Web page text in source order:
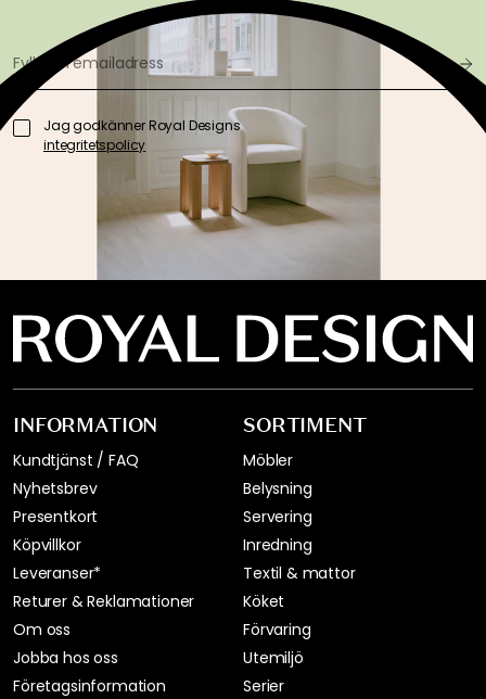
Jag godkänner Royal Designs
integritetspolicy
INFORMATION
Kundtjänst / FAQ
Nyhetsbrev
Presentkort
Köpvillkor
Leveranser*
Returer & Reklamationer
Om oss
Jobba hos oss
Företagsinformation
SORTIMENT
Möbler
Belysning
Servering
Inredning
Textil & mattor
Köket
Förvaring
Utemiljö
Serier